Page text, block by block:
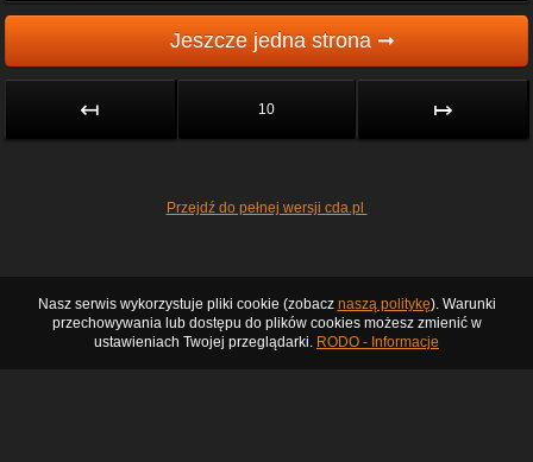
Jeszcze jedna strona ➞
↤ 10 ↦
Przejdź do pełnej wersji cda.pl
Nasz serwis wykorzystuje pliki cookie (zobacz naszą politykę). Warunki
przechowywania lub dostępu do plików cookies możesz zmienić w
ustawieniach Twojej przeglądarki. RODO - Informacje